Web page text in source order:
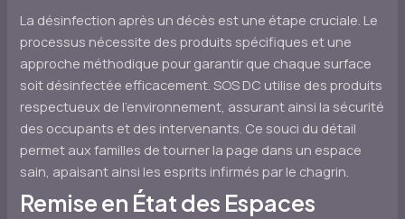
La désinfection après un décès est une étape cruciale. Le
processus nécessite des produits spécifiques et une
approche méthodique pour garantir que chaque surface
soit désinfectée efficacement. SOS DC utilise des produits
respectueux de l’environnement, assurant ainsi la sécurité
des occupants et des intervenants. Ce souci du détail
permet aux familles de tourner la page dans un espace
sain, apaisant ainsi les esprits infirmés par le chagrin.
Remise en État des Espaces